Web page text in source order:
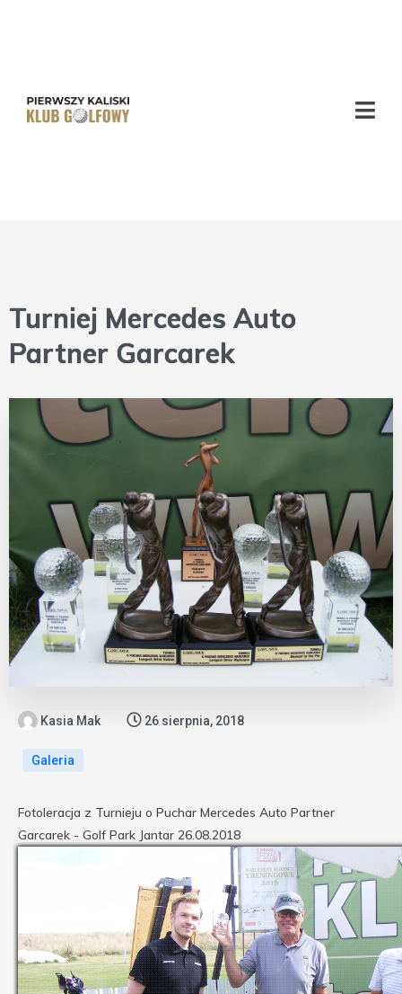
Turniej Mercedes Auto
Partner Garcarek
Kasia Mak 26 sierpnia, 2018
Galeria
Fotoleracja z Turnieju o Puchar Mercedes Auto Partner
Garcarek - Golf Park Jantar 26.08.2018